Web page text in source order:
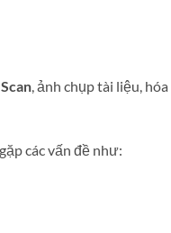
, ảnh chụp tài liệu,
các vấn đề như: